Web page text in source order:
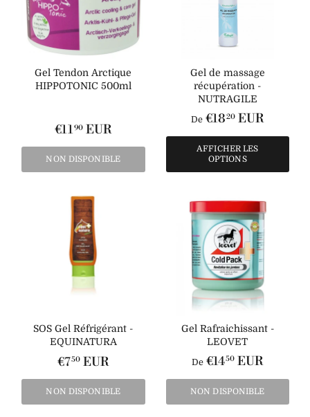
Gel Tendon Arctique
HIPPOTONIC 500ml
€1190 EUR
NON DISPONIBLE
Gel de massage
récupération -
NUTRAGILE
De €1820 EUR
AFFICHER LES
OPTIONS
SOS Gel Réfrigérant -
EQUINATURA
€750 EUR
NON DISPONIBLE
Gel Rafraichissant -
LEOVET
De €1450 EUR
NON DISPONIBLE